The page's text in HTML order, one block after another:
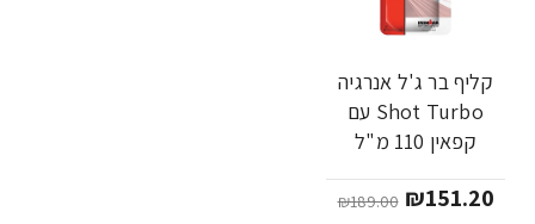
-20%
קליף בר ג'ל אנרגיה
Shot Turbo עם
קפאין 110 מ"ל
גרם - 24 יחידות -₪151.20
₪189.00